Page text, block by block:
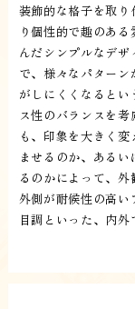
装飾的な格子を取り
り個性的で趣のあ
んだシンプルなデ
で、様々なパター
がしにくくなると
ス性のバランスを
も、印象を大きく
ませるのか、ある
るのかによって、外
外側が耐候性の高
目調といった、内外